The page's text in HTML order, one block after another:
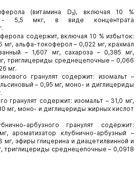
(витамина D₃), включая 10 %
- 5,5 мкг, в виде концентрата
содержит, включая 10 % избыток:
мг, альфа-токоферол – 0,022 мг, крахмал
– 1,607 мг, сахароза – 0,385 мг,
триглицериды среднецепочные – 0,066
мг.
гранулят содержит: изомальт –
– 0,95 мг, моно- и диглицериды
гранулят содержит: изомальт – 31,0 мг,
мг, моно- и диглицериды жирных кислот
арбузного гранулят содержит:
ароматизатор клубнично-арбузный –
мг, эфиры глицерина и диацетилвинной и
триглицериды среднецепочные – 0,0918